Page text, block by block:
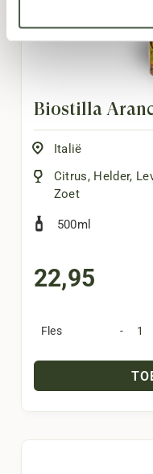
Biostilla
Italië
Citrus, Helder,
Zoet
500ml
22,95
Fles -